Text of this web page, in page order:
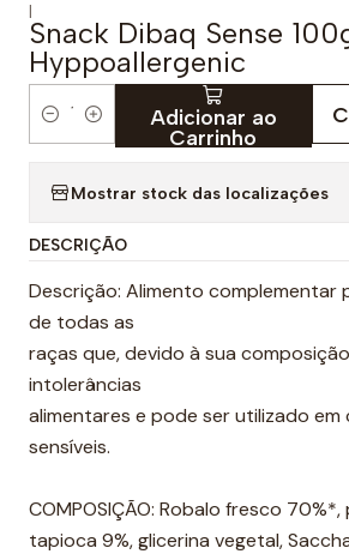
|
Snack Dibaq Sense
Hyppoallergenic
t
i
d
a
d
e
Adicionar ao
Carrinho
Mostrar stock das localizações
DESCRIÇÃO
Descrição: Alimento complementar
de todas as
raças que, devido à sua
intolerâncias
alimentares e pode ser utilizado
sensíveis.
COMPOSIÇÃO: Robalo fresco
tapioca 9%, glicerina vegetal,